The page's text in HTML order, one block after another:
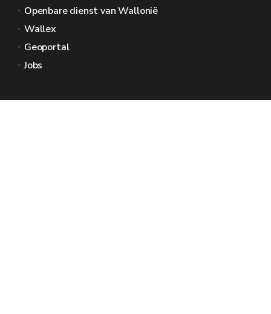
Openbare dienst van Wallonië
Wallex
Geoportal
Jobs